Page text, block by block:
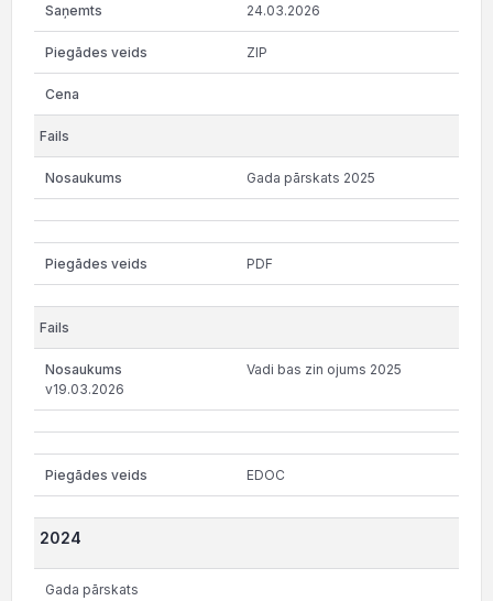
24.03.2026
ZIP
Gada pārskats 2025
PDF
Vadi bas zin ojums 2025
v19.03.2026
EDOC
2024
Gada pārskats